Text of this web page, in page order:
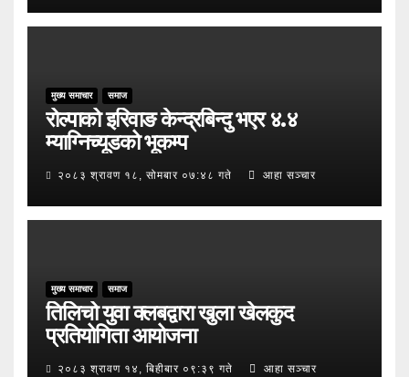
मुख्य समाचार समाज
रोल्पाको इरिवाङ केन्द्रबिन्दु भएर ४.४
म्याग्निच्यूडको भूकम्प
२०८३ श्रावण १८, सोमबार ०७:४८ गते आहा सञ्चार
मुख्य समाचार समाज
तिलिचो युवा क्लबद्वारा खुला खेलकुद
प्रतियोगिता आयोजना
२०८३ श्रावण १४, बिहीबार ०९:३९ गते आहा सञ्चार